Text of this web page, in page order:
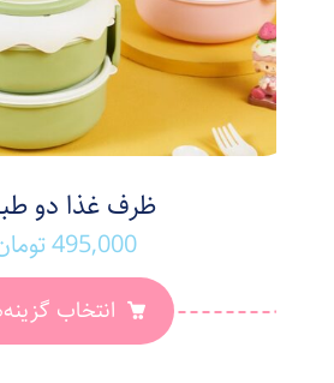
ظرف غذا دو
495,000
انتخاب